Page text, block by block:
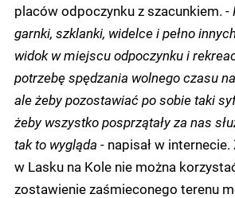
placów odpoczynku z szacunkiem. -
garnki, szklanki, widelce i pełno
widok w miejscu odpoczynku i
potrzebę spędzania wolnego czasu
ale żeby pozostawiać po sobie taki
żeby wszystko posprzątały za nas
tak to wygląda - napisał w internecie.
w Lasku na Kole nie można
zostawienie zaśmieconego terenu